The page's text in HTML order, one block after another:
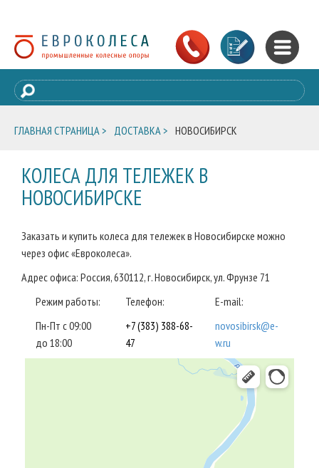
ГЛАВНАЯ СТРАНИЦА > ДОСТАВКА > НОВОСИБИРСК
КОЛЕСА ДЛЯ ТЕЛЕЖЕК В
НОВОСИБИРСКЕ
Заказать и купить колеса для тележек в Новосибирске можно
через офис «Евроколеса».
Адрес офиса: Россия, 630112, г. Новосибирск, ул. Фрунзе 71
Режим работы:
Пн-Пт с 09:00
до 18:00
Телефон:
+7 (383) 388-68-
47
E-mail:
novosibirsk@e-
w.ru